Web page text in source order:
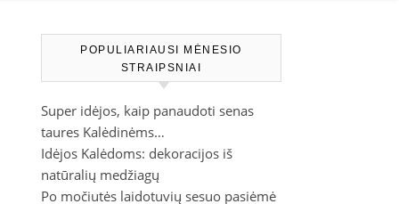
POPULIARIAUSI MĖNESIO
STRAIPSNIAI
Super idėjos, kaip panaudoti senas
taures Kalėdinėms…
Idėjos Kalėdoms: dekoracijos iš
natūralių medžiagų
Po močiutės laidotuvių sesuo pasiėmė